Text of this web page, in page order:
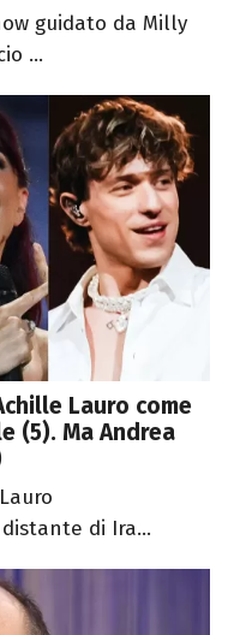
guidato da Milly
...
Lauro come
(5). Ma Andrea
di Ira...